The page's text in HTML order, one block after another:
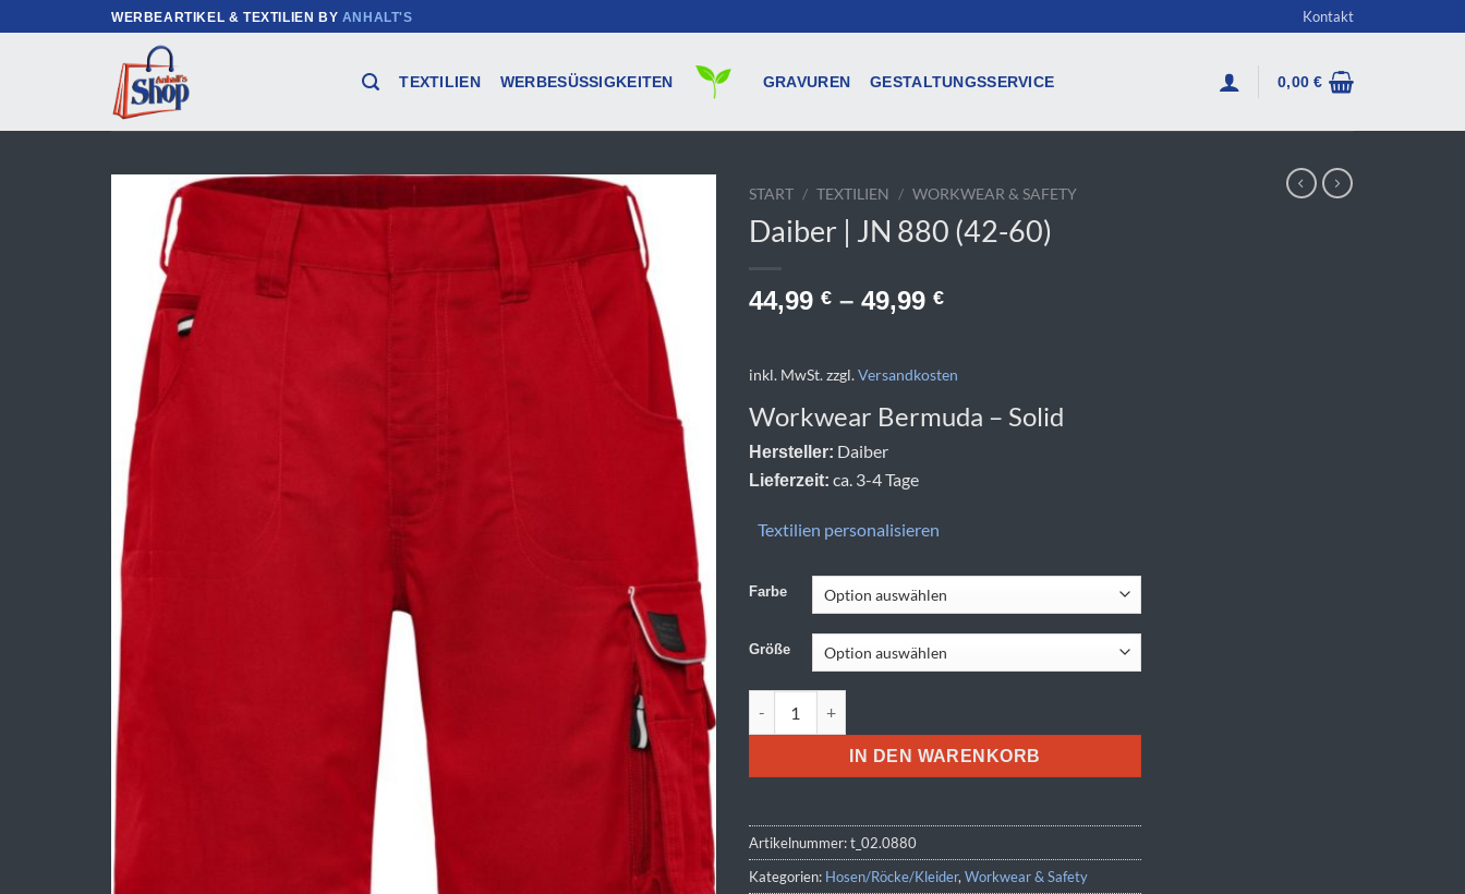
Inhalt
WERBEARTIKEL & TEXTILIEN BY ANHALT'S Kontakt
TEXTILIEN WERBESÜSSIGKEITEN GRAVUREN GESTALTUNGSSERVICE 0,00€
START / TEXTILIEN / WORKWEAR & SAFETY
Daiber | JN 880 (42-60)
44,99 € – 49,99 €
inkl. MwSt.zzgl.Versandkosten
Workwear Bermuda – Solid
Hersteller: Daiber
Lieferzeit: ca. 3-4 Tage
Textilien personalisieren
Farbe
Größe
IN DEN WARENKORB
Artikelnummer:t_02.0880
Kategorien: Hosen/Röcke/Kleider,Workwear & Safety